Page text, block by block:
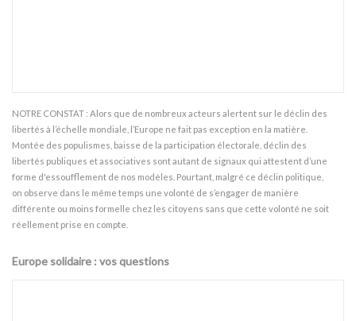
NOTRE CONSTAT : Alors que de nombreux acteurs alertent sur le déclin des
libertés à l’échelle mondiale, l’Europe ne fait pas exception en la matière.
Montée des populismes, baisse de la participation électorale, déclin des
libertés publiques et associatives sont autant de signaux qui attestent d’une
forme d'essoufflement de nos modèles. Pourtant, malgré ce déclin politique,
on observe dans le même temps une volonté de s’engager de manière
différente ou moins formelle chez les citoyens sans que cette volonté ne soit
réellement prise en compte.
Europe solidaire : vos questions